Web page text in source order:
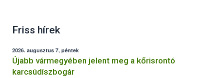
Friss hírek
2026. augusztus 7, péntek
Újabb vármegyében jelent meg a kőrisrontó
karcsúdíszbogár